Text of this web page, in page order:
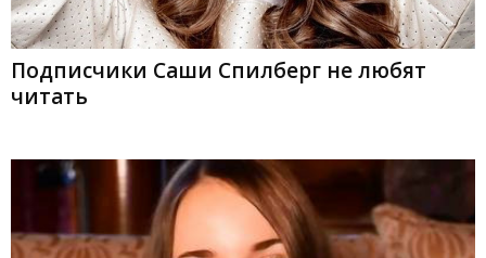
Подписчики Саши Спилберг не любят
читать